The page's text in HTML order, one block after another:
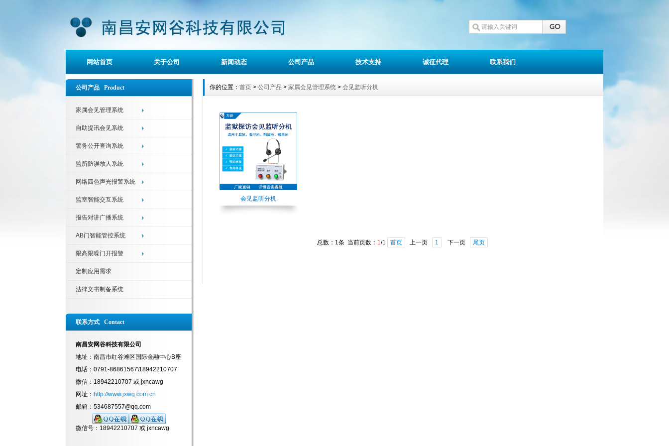
网站首页 关于公司 新闻动态 公司产品 技术支持 诚征代理 联系我们
公司产品 Product
家属会见管理系统
自助提讯会见系统
警务公开查询系统
监所防误放人系统
网络四色声光报警系统
监室智能交互系统
报告对讲广播系统
AB门智能管控系统
限高限噪门开报警
定制应用需求
法律文书制备系统
联系方式 Contact
南昌安网谷科技有限公司
地址：南昌市红谷滩区国际金融中心B座
电话：0791-86861567\18942210707
微信：18942210707 或 jxncawg
网址： http://www.jxwg.com.cn
邮箱：534687557@qq.com
微信号：18942210707 或 jxncawg
你的位置： 首页 > 公司产品 > 家属会见管理系统 > 会见监听分机
会见监听分机
总数：1条 当前页数： 1/1 首页 上一页 1 下一页 尾页